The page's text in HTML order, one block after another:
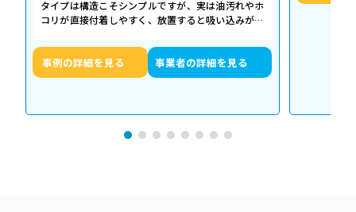
タイプは構造こそシンプルですが、実は油汚れやホ
コリが直接付着しやすく、放置すると吸い込みが悪
事例の詳細を見る 事業者の詳細を見る